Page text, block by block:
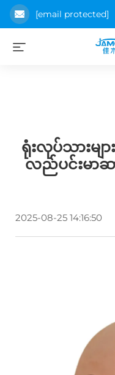
[email protected]
ရုံးလုပ်သားမ
လည်ပင်းမာဆ
2025-08-25 14:16:50